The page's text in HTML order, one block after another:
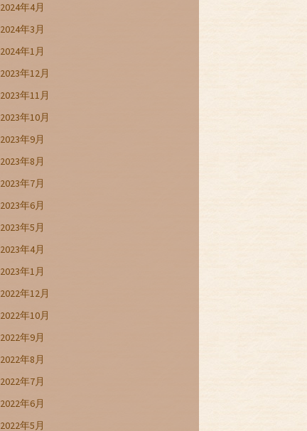
2024年4月
2024年3月
2024年1月
2023年12月
2023年11月
2023年10月
2023年9月
2023年8月
2023年7月
2023年6月
2023年5月
2023年4月
2023年1月
2022年12月
2022年10月
2022年9月
2022年8月
2022年7月
2022年6月
2022年5月